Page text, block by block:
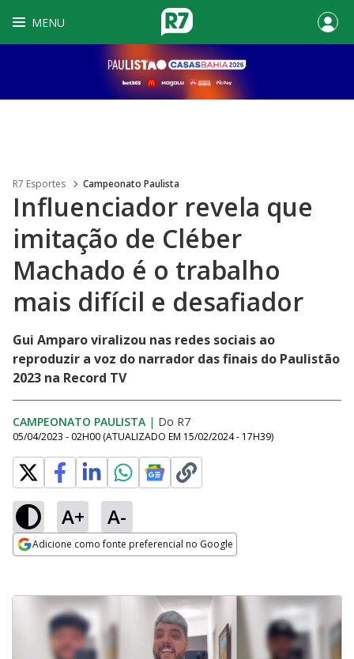
MENU
R7 Esportes Campeonato Paulista
Influenciador revela que
imitação de Cléber
Machado é o trabalho
mais difícil e desafiador
Gui Amparo viralizou nas redes sociais ao
reproduzir a voz do narrador das finais do Paulistão
2023 na Record TV
CAMPEONATO PAULISTA | Do R7
05/04/2023 - 02H00 (ATUALIZADO EM 15/02/2024 - 17H39)
A+ A-
Adicione como fonte preferencial no Google